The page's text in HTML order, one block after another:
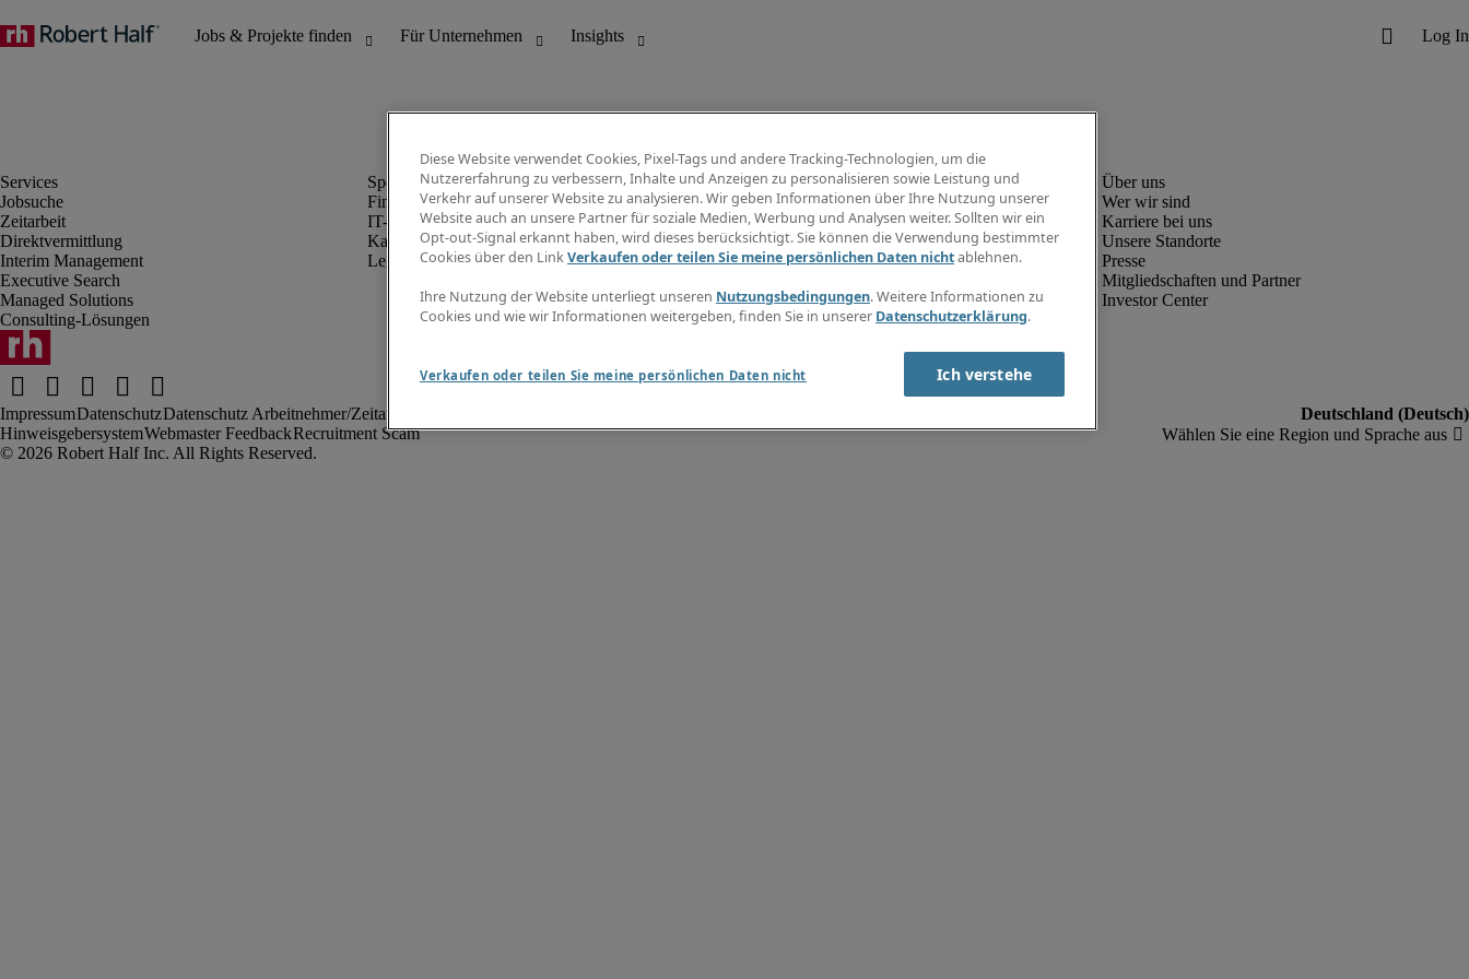
Jobsuche
Zeitarbeit
Direktvermittlung
Interim Management
Executive Search
Managed Solutions
Consulting-Lösungen
Finanz- & Rechnungswesen
IT-Bereich
Kaufmännischer Bereich
Legal
Info Center
Jobübersicht
Gehaltsübersicht
E-Learning
Wer wir sind
Karriere bei uns
Unsere Standorte
Presse
Mitgliedschaften und Partner
Investor Center
ImpressumDatenschutzDatenschutz Arbeitnehmer/Zeitarbeitskräfte
HinweisgebersystemWebmaster FeedbackRecruitment Scam
Diese Website verwendet Cookies, Pixel-Tags und andere Tracking-Technologien, um die
Nutzererfahrung zu verbessern, Inhalte und Anzeigen zu personalisieren sowie Leistung und
Verkehr auf unserer Website zu analysieren. Wir geben Informationen über Ihre Nutzung unserer
Website auch an unsere Partner für soziale Medien, Werbung und Analysen weiter. Sollten wir ein
Opt-out-Signal erkannt haben, wird dieses berücksichtigt. Sie können die Verwendung bestimmter
Cookies über den LinkVerkaufen oder teilen Sie meine persönlichen Daten nichtablehnen.
Ihre Nutzung der Website unterliegt unseren Nutzungsbedingungen. Weitere Informationen zu
Cookies und wie wir Informationen weitergeben, finden Sie in unserer Datenschutzerklärung.
Verkaufen oder teilen Sie meine persönlichen Daten nicht Ich verstehe